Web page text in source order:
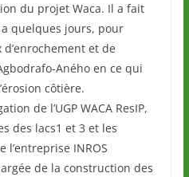
du projet Waca. Il a fait
quelques jours, pour
et de
Aného en ce qui
côtière.
de l’UGP WACA ResIP,
des lacs1 et 3 et les
l’entreprise INROS
de la construction des